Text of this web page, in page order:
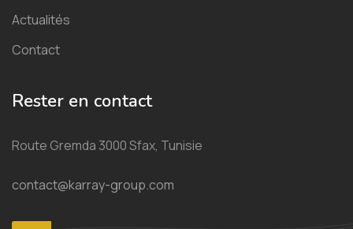
Actualités
Contact
Rester en contact
Route Gremda 3000 Sfax, Tunisie
contact@karray-group.com